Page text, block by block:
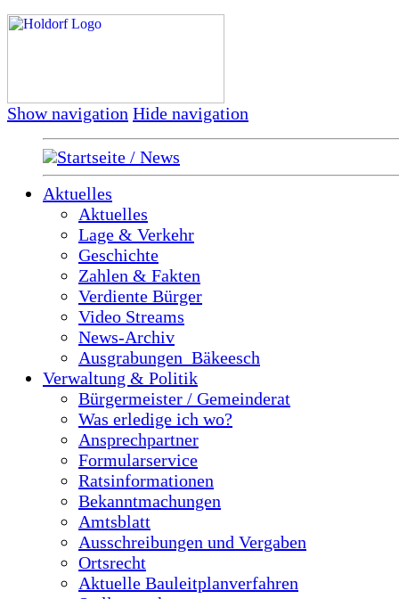
Show navigation Hide navigation
Startseite / News
Aktuelles
Aktuelles
Lage & Verkehr
Geschichte
Zahlen & Fakten
Verdiente Bürger
Video Streams
News-Archiv
Ausgrabungen_Bäkeesch
Verwaltung & Politik
Bürgermeister / Gemeinderat
Was erledige ich wo?
Ansprechpartner
Formularservice
Ratsinformationen
Bekanntmachungen
Amtsblatt
Ausschreibungen und Vergaben
Ortsrecht
Aktuelle Bauleitplanverfahren